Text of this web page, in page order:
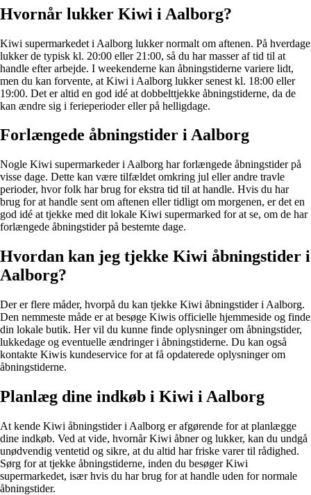
Hvornår lukker Kiwi i Aalborg?
Kiwi supermarkedet i Aalborg lukker normalt om aftenen. På hverdage
lukker de typisk kl. 20:00 eller 21:00, så du har masser af tid til at
handle efter arbejde. I weekenderne kan åbningstiderne variere lidt,
men du kan forvente, at Kiwi i Aalborg lukker senest kl. 18:00 eller
19:00. Det er altid en god idé at dobbelttjekke åbningstiderne, da de
kan ændre sig i ferieperioder eller på helligdage.
Forlængede åbningstider i Aalborg
Nogle Kiwi supermarkeder i Aalborg har forlængede åbningstider på
visse dage. Dette kan være tilfældet omkring jul eller andre travle
perioder, hvor folk har brug for ekstra tid til at handle. Hvis du har
brug for at handle sent om aftenen eller tidligt om morgenen, er det en
god idé at tjekke med dit lokale Kiwi supermarked for at se, om de har
forlængede åbningstider på bestemte dage.
Hvordan kan jeg tjekke Kiwi åbningstider i
Aalborg?
Der er flere måder, hvorpå du kan tjekke Kiwi åbningstider i Aalborg.
Den nemmeste måde er at besøge Kiwis officielle hjemmeside og finde
din lokale butik. Her vil du kunne finde oplysninger om åbningstider,
lukkedage og eventuelle ændringer i åbningstiderne. Du kan også
kontakte Kiwis kundeservice for at få opdaterede oplysninger om
åbningstiderne.
Planlæg dine indkøb i Kiwi i Aalborg
At kende Kiwi åbningstider i Aalborg er afgørende for at planlægge
dine indkøb. Ved at vide, hvornår Kiwi åbner og lukker, kan du undgå
unødvendig ventetid og sikre, at du altid har friske varer til rådighed.
Sørg for at tjekke åbningstiderne, inden du besøger Kiwi
supermarkedet, især hvis du har brug for at handle uden for normale
åbningstider.